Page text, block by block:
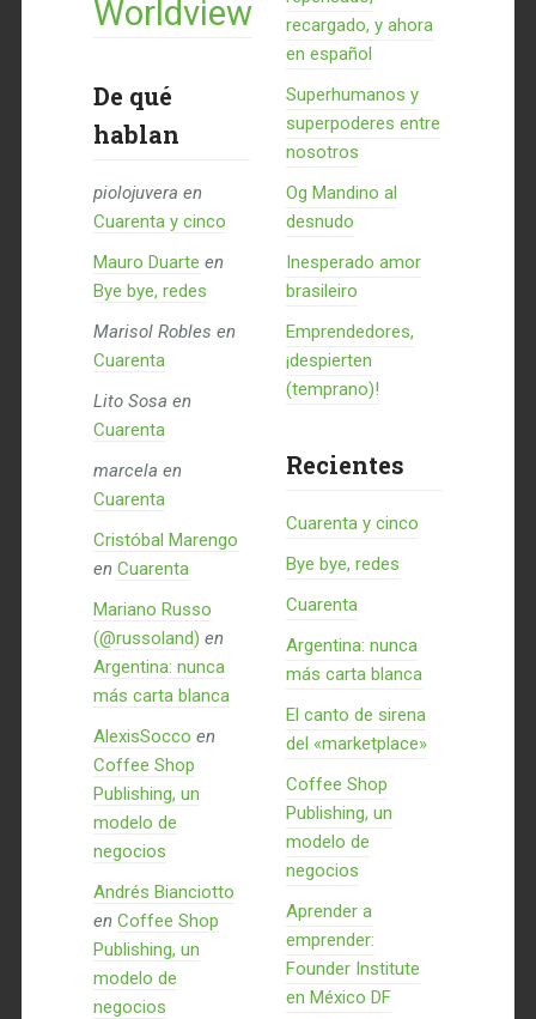
Worldview
De qué
hablan
piolojuvera en
Cuarenta y cinco
Mauro Duarte en
Bye bye, redes
Marisol Robles en
Cuarenta
Lito Sosa en
Cuarenta
marcela en
Cuarenta
Cristóbal Marengo
en Cuarenta
Mariano Russo
(@russoland) en
Argentina: nunca
más carta blanca
AlexisSocco en
Coffee Shop
Publishing, un
modelo de
negocios
Andrés Bianciotto
en Coffee Shop
Publishing, un
modelo de
negocios
recargado, y ahora
en español
Superhumanos y
superpoderes entre
nosotros
Og Mandino al
desnudo
Inesperado amor
brasileiro
Emprendedores,
¡despierten
(temprano)!
Recientes
Cuarenta y cinco
Bye bye, redes
Cuarenta
Argentina: nunca
más carta blanca
El canto de sirena
del «marketplace»
Coffee Shop
Publishing, un
modelo de
negocios
Aprender a
emprender:
Founder Institute
en México DF